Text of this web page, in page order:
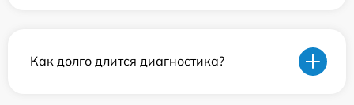
Как долго длится диагностика?